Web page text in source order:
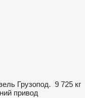
Грузопод. 9 725 кг
привод